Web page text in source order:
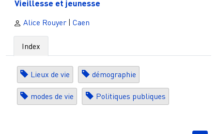
Vieillesse et jeunesse
Alice Rouyer | Caen
Index
Lieux de vie démographie
modes de vie Politiques publiques